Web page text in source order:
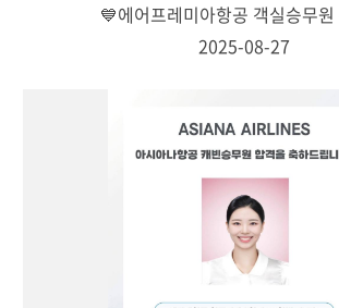
💙에어프레미아항공 객실승무
2025-08-27